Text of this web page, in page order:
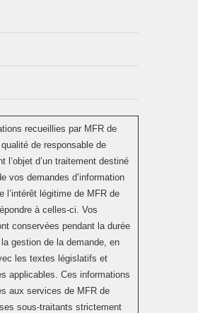
recueillies par MFR de
de responsable de
l’objet d’un traitement destiné
vos demandes d’information
l’intérêt légitime de MFR de
à celles-ci. Vos
conservées pendant la durée
gestion de la demande, en
les textes législatifs et
applicables. Ces informations
aux services de MFR de
sous-traitants strictement